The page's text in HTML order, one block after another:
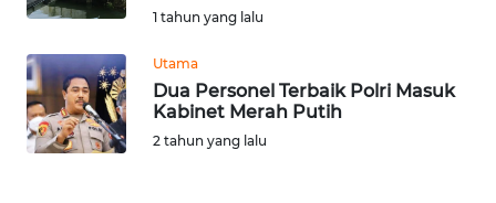
1 tahun yang lalu
Utama
Dua Personel Terbaik Polri Masuk
Kabinet Merah Putih
2 tahun yang lalu
KAMI
PEDOMAN
MEDIA